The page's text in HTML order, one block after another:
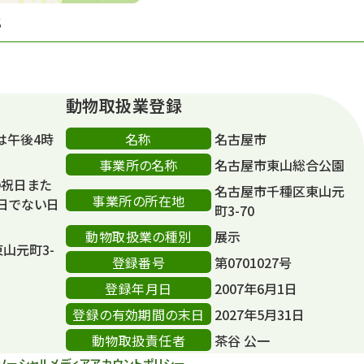
午後4時
日また
でない日
元町3-
動物取扱業登録
名称
名古屋市
事業所の名称
名古屋市東山総合公園
事業所の所在地
名古屋市千種区東山元
町3-70
動物取扱業の種別
展示
登録番号
第0701027号
登録年月日
2007年6月1日
登録の有効期間の末日
2027年5月31日
動物取扱責任者
茶谷 公一